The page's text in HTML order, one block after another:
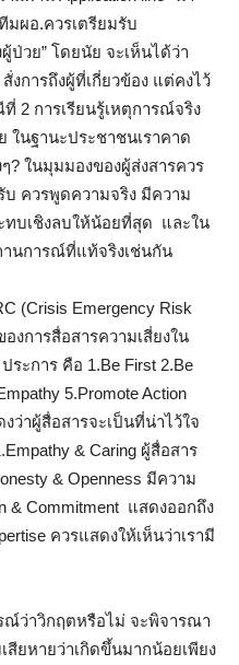
ผอ.ควรเตรียมรับ
ป่วย” โดยนัย จะเห็นได้ว่า
งการถึงผู้ที่เกี่ยวข้อง แต่คงไว้
2 การเรียนรู้เหตุการณ์จริง
ในฐานะประชาชนเราคาด
? ในมุมมองของผู้ส่งสารควร
บ ควรพูดความจริง มีความ
ทบเชิงลบให้น้อยที่สุด และใน
านการณ์ที่แท้จริงเช่นกัน
(Crisis Emergency Risk
งการสื่อสารความเสี่ยงใน
ระการ คือ 1.Be First 2.Be
5.Promote Action
ว่าผู้สื่อสารจะเป็นที่น่าไว้ใจ
& Caring ผู้สื่อสาร
& Openness มีความ
& Commitment แสดงออกถึง
ควรแสดงให้เห็นว่าเรามี
ณ์ว่าวิกฤตหรือไม่ จะพิจารณา
สียหายว่าเกิดขึ้นมากน้อยเพียง